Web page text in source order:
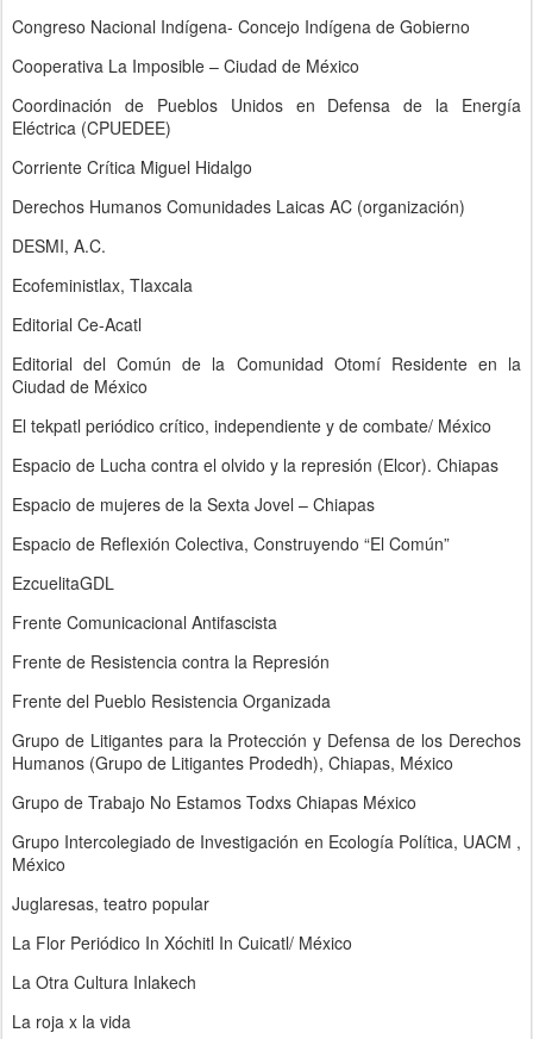
Congreso Nacional Indígena- Concejo Indígena de Gobierno
Cooperativa La Imposible – Ciudad de México
Coordinación de Pueblos Unidos en Defensa de la Energía
Eléctrica (CPUEDEE)
Corriente Crítica Miguel Hidalgo
Derechos Humanos Comunidades Laicas AC (organización)
DESMI, A.C.
Ecofeministlax, Tlaxcala
Editorial Ce-Acatl
Editorial del Común de la Comunidad Otomí Residente en la
Ciudad de México
El tekpatl periódico crítico, independiente y de combate/ México
Espacio de Lucha contra el olvido y la represión (Elcor). Chiapas
Espacio de mujeres de la Sexta Jovel – Chiapas
Espacio de Reflexión Colectiva, Construyendo “El Común”
EzcuelitaGDL
Frente Comunicacional Antifascista
Frente de Resistencia contra la Represión
Frente del Pueblo Resistencia Organizada
Grupo de Litigantes para la Protección y Defensa de los Derechos
Humanos (Grupo de Litigantes Prodedh), Chiapas, México
Grupo de Trabajo No Estamos Todxs Chiapas México
Grupo Intercolegiado de Investigación en Ecología Política, UACM ,
México
Juglaresas, teatro popular
La Flor Periódico In Xóchitl In Cuicatl/ México
La Otra Cultura Inlakech
La roja x la vida